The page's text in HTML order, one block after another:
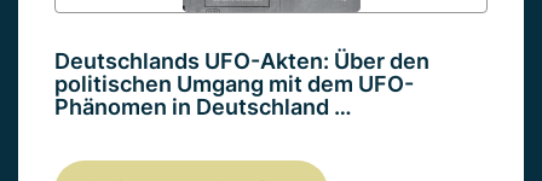
Deutschlands UFO-Akten: Über den
politischen Umgang mit dem UFO-
Phänomen in Deutschland …